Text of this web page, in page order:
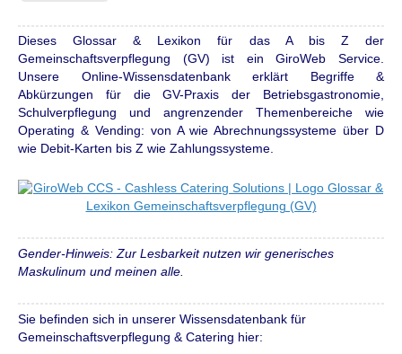
Dieses Glossar & Lexikon für das A bis Z der
Gemeinschaftsverpflegung (GV) ist ein GiroWeb Service.
Unsere Online-Wissensdatenbank erklärt Begriffe &
Abkürzungen für die GV-Praxis der Betriebsgastronomie,
Schulverpflegung und angrenzender Themenbereiche wie
Operating & Vending: von A wie Abrechnungssysteme über D
wie Debit-Karten bis Z wie Zahlungssysteme.
Gender-Hinweis: Zur Lesbarkeit nutzen wir generisches
Maskulinum und meinen alle.
Sie befinden sich in unserer Wissensdatenbank für
Gemeinschaftsverpflegung & Catering hier: